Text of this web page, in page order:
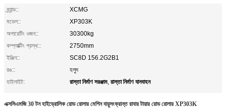
ব্র্যান্ড::
XCMG
মডেল::
XP303K
অপারেটিং ওজন::
30300kg
কম্প্যাক্টিং প্রস্থ::
2750mm
ইঞ্জিন::
SC8D 156.2G2B1
রঙ::
হলুদ
হাইলাইট:
রাস্তা নির্মাণ সরঞ্জাম, রাস্তা নির্মাণ যানবাহন
এক্সসিএমজি 30 টন হাইড্রোলিক রোড রোলার মেশিন বায়ুসংক্রান্ত রাবার টায়ার রোড রোলার XP303K